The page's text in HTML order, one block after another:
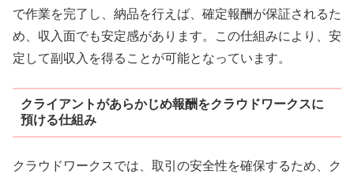
で作業を完了し、納品を行えば、確定報酬が保証されるた
め、収入面でも安定感があります。この仕組みにより、安
定して副収入を得ることが可能となっています。
クライアントがあらかじめ報酬をクラウドワークスに
預ける仕組み
クラウドワークスでは、取引の安全性を確保するため、ク